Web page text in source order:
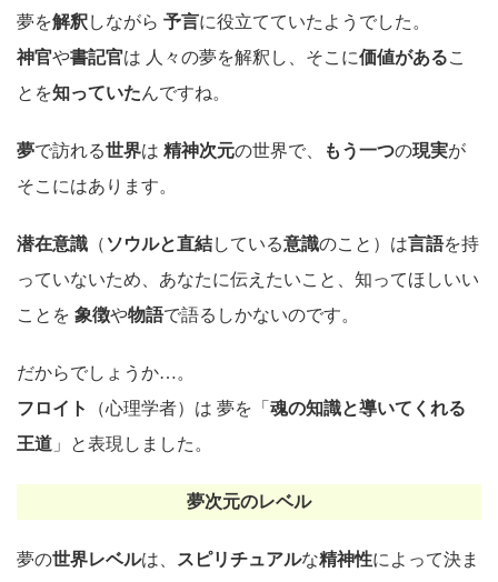
夢を解釈しながら 予言に役立てていたようでした。
神官や書記官は 人々の夢を解釈し、そこに価値があるこ
とを知っていたんですね。
夢で訪れる世界は 精神次元の世界で、 もう一つの現実が
そこにはあります。
潜在意識 （ ソウルと直結している意識のこと）は言語を持
っていないため、あなたに伝えたいこと、知ってほしいい
ことを 象徴や物語で語るしかないのです。
だからでしょうか…。
フロイト
（心理学者）は 夢を「 魂の知識と導いてくれる
王道 」と表現しました。
夢次元のレベル
夢の世界レベルは、 スピリチュアルな精神性によって決ま